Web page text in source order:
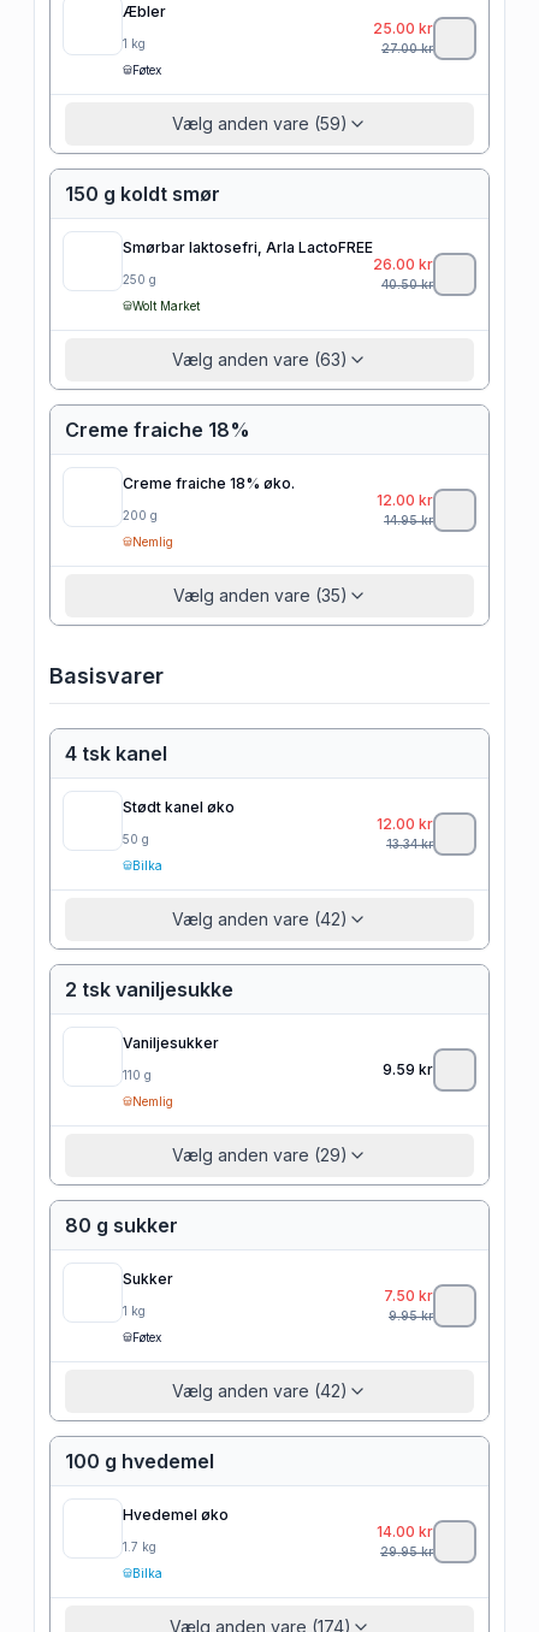
Æbler
1 kg
Føtex
25.00 kr
27.00kr
Vælg anden vare (59)
150 g koldt smør
Smørbar laktosefri, Arla LactoFREE
250 g
Wolt Market
26.00 kr
40.50kr
Vælg anden vare (63)
Creme fraiche 18%
Creme fraiche 18% øko.
200 g
Nemlig
12.00 kr
14.95kr
Vælg anden vare (35)
Basisvarer
4 tsk kanel
Stødt kanel øko
50 g
Bilka
12.00 kr
13.34kr
Vælg anden vare (42)
2 tsk vaniljesukke
Vaniljesukker
110 g
Nemlig
9.59 kr
Vælg anden vare (29)
80 g sukker
Sukker
1 kg
Føtex
7.50 kr
9.95kr
Vælg anden vare (42)
100 g hvedemel
Hvedemel øko
1.7 kg
Bilka
14.00 kr
29.95kr
Vælg anden vare (174)